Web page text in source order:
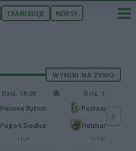
TRANSMISJE NEWSY
WYNIKI NA ŻYWO
Dziś, 18:00
Polonia Bytom
Pogoń Siedlce
I liga
Dziś, 19:57
III liga, gr. IV
›